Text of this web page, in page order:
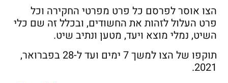
הצו אוסר לפרסם כל פרט מפרטי החקירה וכל
פרט העלול לזהות את החשודים, ובכלל זה שם כלי
השיט, נמלי מוצא ויעד, מטען ונתיב שיט.
תוקפו של הצו למשך 7 ימים ועד ל-28 בפברואר,
2021.